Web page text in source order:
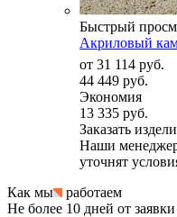
Быстрый
Акриловый
от 31 114 руб.
44 449 руб.
Экономия
13 335 руб.
Заказать
Наши
уточнят
Как мы
работаем
Не более 10 дней от